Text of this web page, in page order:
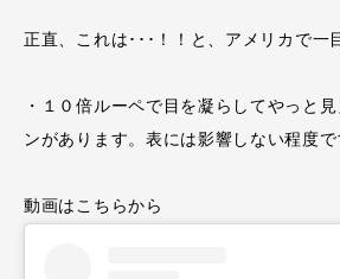
正直、これは･･･！！と、アメリカで一
・１０倍ルーペで目を凝らしてやっと
ンがあります。表には影響しない程度で
動画はこちらから